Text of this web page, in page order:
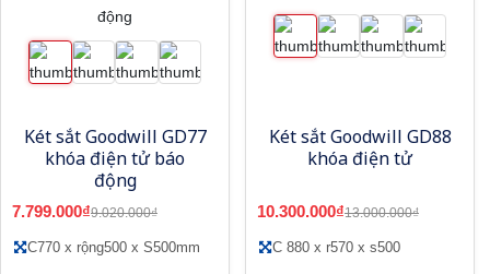
Két sắt Goodwill GD77
khóa điện tử báo
động
7.799.000₫9.020.000₫
C770 x rộng500 x S500mm
Két sắt Goodwill GD88
khóa điện tử
10.300.000₫13.000.000₫
C 880 x r570 x s500